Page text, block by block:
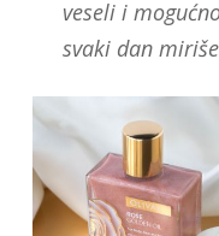
veseli i
svaki dan